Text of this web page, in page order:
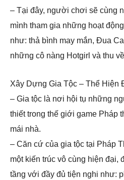
– Tại đây, người chơi sẽ cùng
mình tham gia những hoạt
như: thả bình may mắn, Đua
những cô nàng Hotgirl và thu
Xây Dựng Gia Tộc – Thể Hiện
– Gia tộc là nơi hội tụ những
thiết trong thế giới game Pháp
mái nhà.
– Căn cứ của gia tộc tại Pháp
một kiến trúc vô cùng hiện đại,
tầng với đầy đủ tiện nghi như: